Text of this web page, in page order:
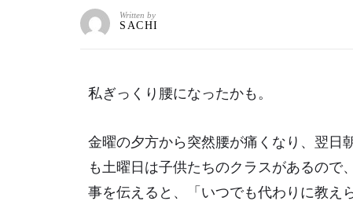
Written by
SACHI
私ぎっくり腰になったかも。
金曜の夕方から突然腰が痛くなり、翌
も土曜日は子供たちのクラスがあるので
事を伝えると、「いつでも代わりに教え